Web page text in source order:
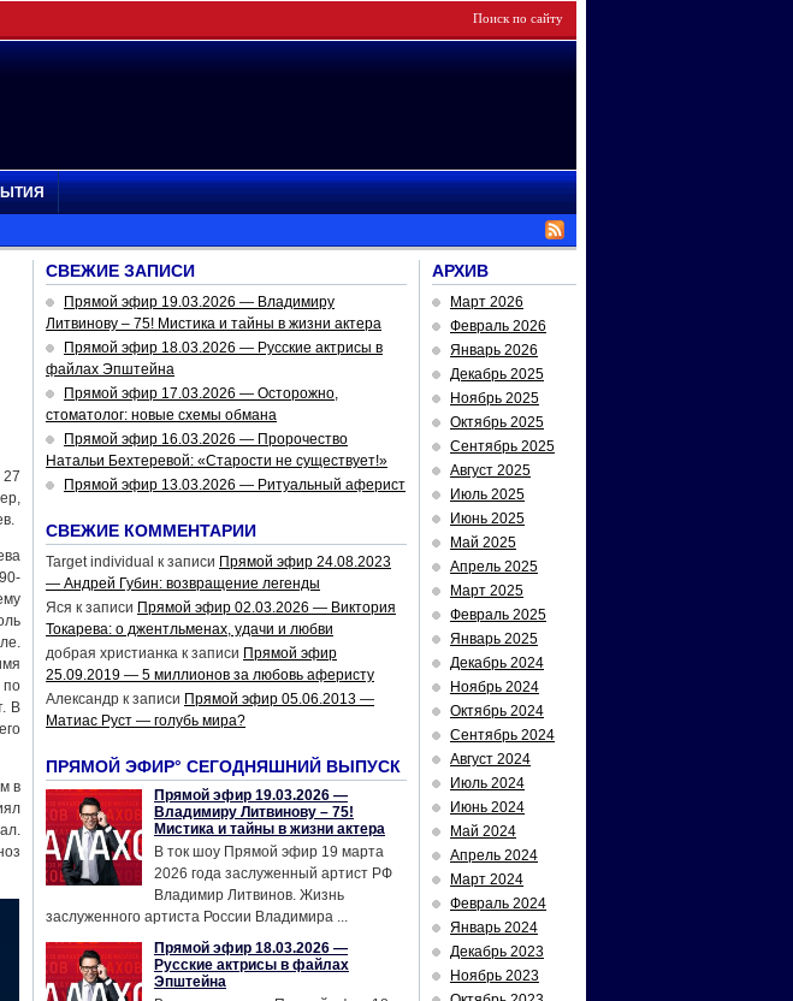
В
в
СВЕЖИЕ ЗАПИСИ
Прямой эфир 19.03.2026 — Владимиру
Литвинову – 75! Мистика и тайны в жизни актера
Прямой эфир 18.03.2026 — Русские актрисы в
файлах Эпштейна
Прямой эфир 17.03.2026 — Осторожно,
стоматолог: новые схемы обмана
Прямой эфир 16.03.2026 — Пророчество
Натальи Бехтеревой: «Старости не существует!»
Прямой эфир 13.03.2026 — Ритуальный аферист
СВЕЖИЕ КОММЕНТАРИИ
Target individual к записи Прямой эфир 24.08.2023
— Андрей Губин: возвращение легенды
Яся к записи Прямой эфир 02.03.2026 — Виктория
Токарева: о джентльменах, удачи и любви
добрая христианка к записи Прямой эфир
25.09.2019 — 5 миллионов за любовь аферисту
Александр к записи Прямой эфир 05.06.2013 —
Матиас Руст — голубь мира?
ПРЯМОЙ ЭФИР° СЕГОДНЯШНИЙ ВЫПУСК
Прямой эфир 19.03.2026 —
Владимиру Литвинову – 75!
Мистика и тайны в жизни актера
В ток шоу Прямой эфир 19 марта
2026 года заслуженный артист РФ
Владимир Литвинов. Жизнь
заслуженного артиста России Владимира ...
Прямой эфир 18.03.2026 —
Русские актрисы в файлах
Эпштейна
АРХИВ
Март 2026
Февраль 2026
Январь 2026
Декабрь 2025
Ноябрь 2025
Октябрь 2025
Сентябрь 2025
Август 2025
Июль 2025
Июнь 2025
Май 2025
Апрель 2025
Март 2025
Февраль 2025
Январь 2025
Декабрь 2024
Ноябрь 2024
Октябрь 2024
Сентябрь 2024
Август 2024
Июль 2024
Июнь 2024
Май 2024
Апрель 2024
Март 2024
Февраль 2024
Январь 2024
Декабрь 2023
Ноябрь 2023